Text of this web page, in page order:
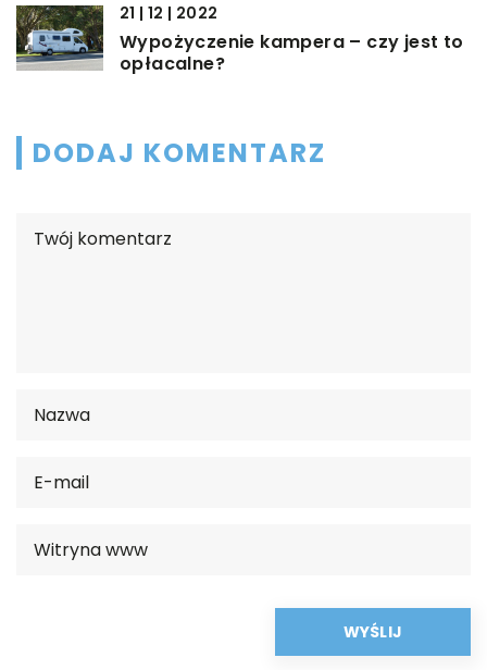
21 | 12 | 2022
Wypożyczenie kampera – czy jest to
opłacalne?
DODAJ KOMENTARZ